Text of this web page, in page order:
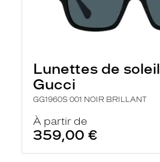
Lunettes de soleil
Gucci
GG1960S 001 NOIR BRILLANT
À partir de
359,00 €